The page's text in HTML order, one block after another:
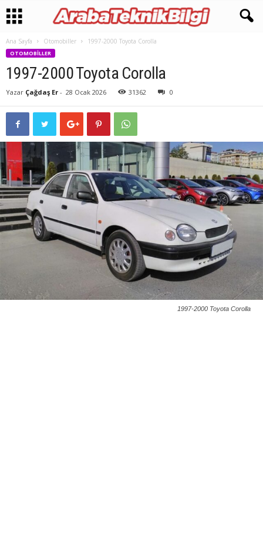
Ana Sayfa Otomobiller 1997-2000 Toyota Corolla
OTOMOBILLER
1997-2000 Toyota Corolla
Yazar Çağdaş Er - 28 Ocak 2026 31362 0
1997-2000 Toyota Corolla